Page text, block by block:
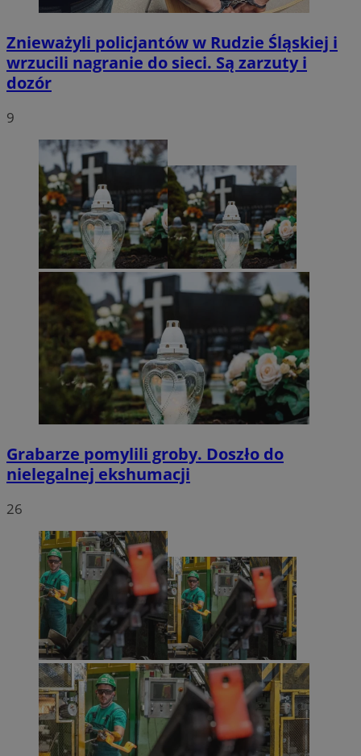
Znieważyli policjantów w Rudzie Śląskiej i
wrzucili nagranie do sieci. Są zarzuty i
dozór
9
Grabarze pomylili groby. Doszło do
nielegalnej ekshumacji
26